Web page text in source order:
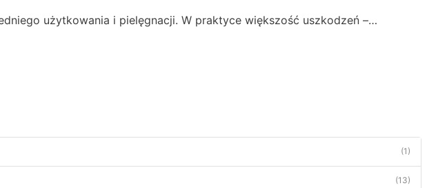
użytkowania i pielęgnacji. W praktyce większość uszkodzeń –…
(1)
(13)